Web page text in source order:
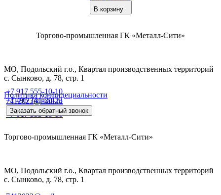
В корзину
Торгово-промышленная ГК «Металл-Сити»
МО, Подольский г.о., Квартал производственных территорий
с. Сынково, д. 78, стр. 1
Политика конфидециальности
+7 917 555-10-10
+7 495 741-20-23
+7 917 555-10-10
7412023@mail.ru
Заказать обратный звонок
Торгово-промышленная ГК «Металл-Сити»
МО, Подольский г.о., Квартал производственных территорий
с. Сынково, д. 78, стр. 1